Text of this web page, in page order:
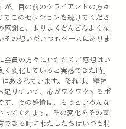
が、目の前のクライアントの方々
てこのセッションを続けてくださ
感謝と、よりよくどんどんよくな
その想いがいつもベースにありま
会員の方々にいただくご感想はい
く変化していると実感できた時」
にあふれています。それは、精神
足りていて、心がワクワクするポ
す。その感情は、もっといろんな
ってくれます。その変化をその喜
できる時にわたしたちはいつも特